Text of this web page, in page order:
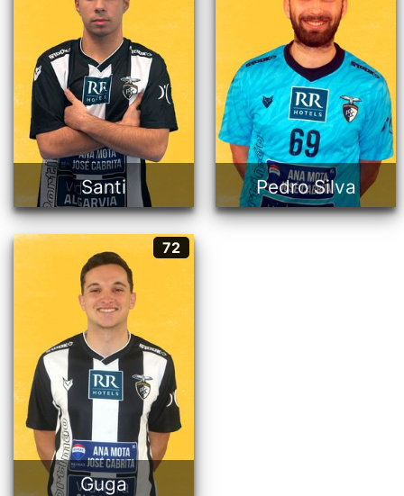
Santi
18 anos
Português
Pedro Silva
Guarda-redes
22 anos
Português
72
Guga
Guga
Pivot
23 anos
Português